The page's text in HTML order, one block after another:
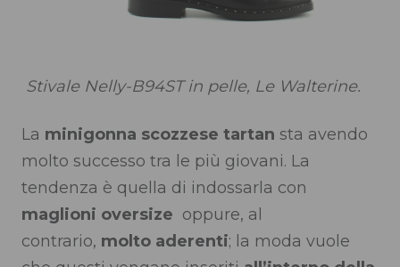
Stivale Nelly-B94ST in pelle, Le Walterine.
La minigonna scozzese tartan sta avendo
molto successo tra le più giovani. La
tendenza è quella di indossarla con
maglioni oversize oppure, al
contrario, molto aderenti; la moda vuole